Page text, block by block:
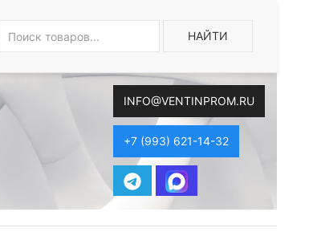
НАЙТИ
INFO@VENTINPROM.RU
+7 (993) 621-14-32